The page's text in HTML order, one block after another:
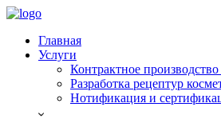
Главная
Услуги
Контрактное
Разработка рецептур
Нотификация и